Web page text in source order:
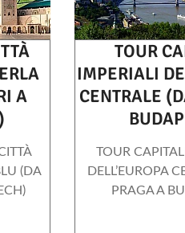
A
(DA
TOUR
IMPERIALI
CENTRALE
TOUR
DELL’EUROPA
PRAGA A